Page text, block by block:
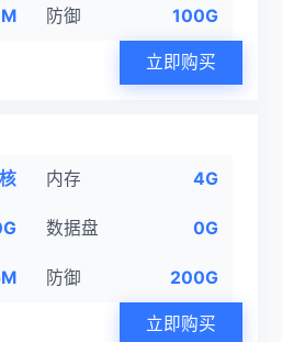
防御 100G
立即购买
内存 4G
数据盘 0G
防御 200G
立即购买